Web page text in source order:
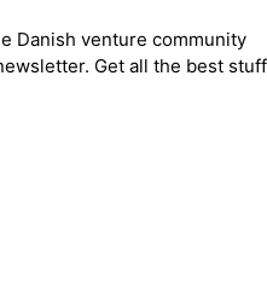
Danish venture community
Get all the best stuff